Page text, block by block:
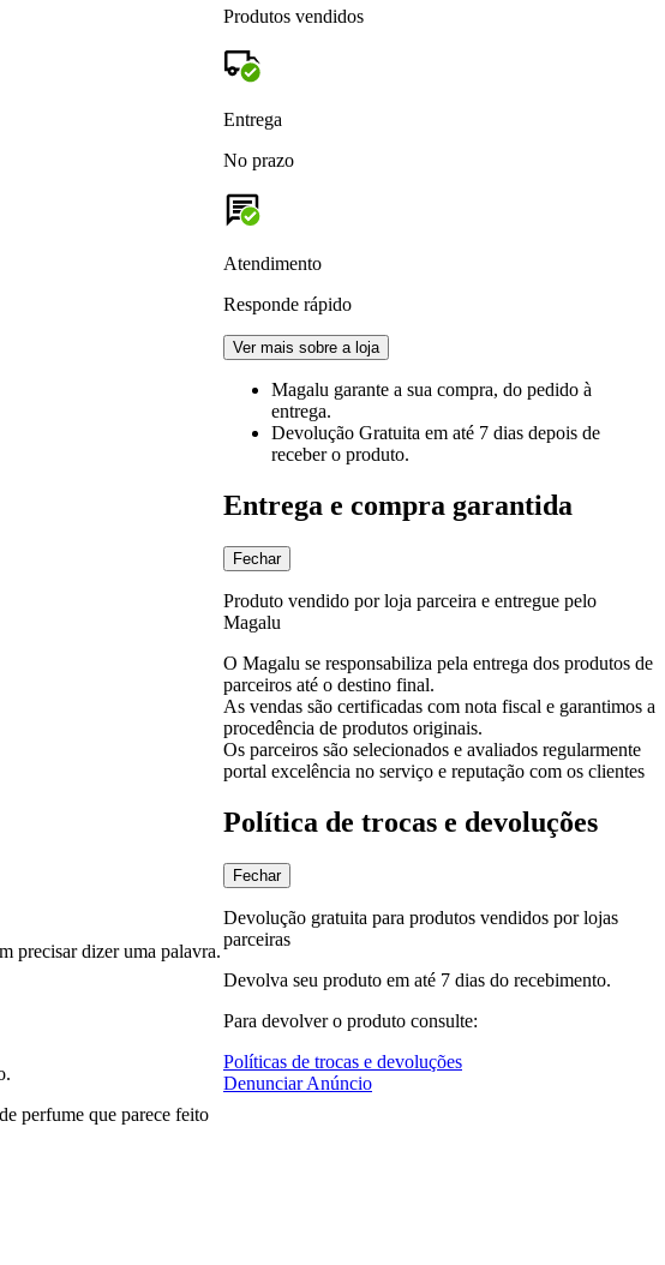
Produtos vendidos
Entrega
No prazo
Atendimento
Responde rápido
Ver mais sobre a loja
Magalu garante a sua compra, do pedido à
entrega.
Devolução Gratuita em até 7 dias depois de
receber o produto.
Entrega e compra garantida
Fechar
Produto vendido por loja parceira e entregue pelo
Magalu
O Magalu se responsabiliza pela entrega dos produtos de
parceiros até o destino final.
As vendas são certificadas com nota fiscal e garantimos a
procedência de produtos originais.
Os parceiros são selecionados e avaliados regularmente
portal excelência no serviço e reputação com os clientes
Política de trocas e devoluções
Fechar
Devolução gratuita para produtos vendidos por lojas
parceiras
Devolva seu produto em até 7 dias do recebimento.
Para devolver o produto consulte:
Políticas de trocas e devoluções
Denunciar Anúncio
precisar dizer uma palavra.
perfume que parece feito